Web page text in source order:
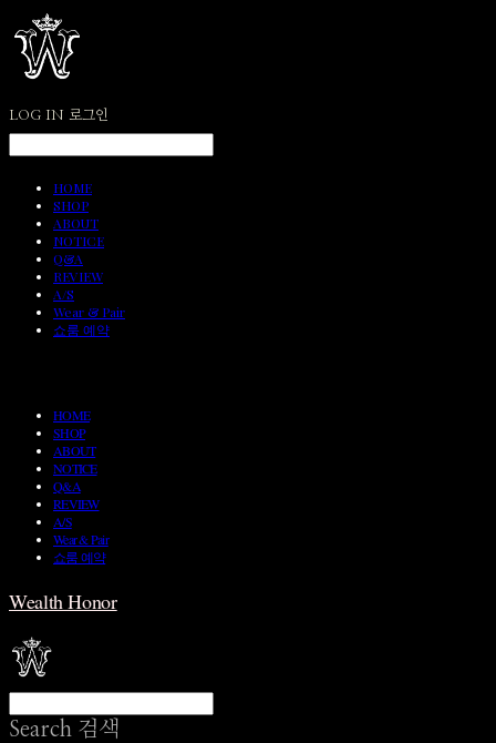
LOG IN 로그인
HOME
SHOP
ABOUT
NOTICE
Q&A
REVIEW
A/S
Wear & Pair
쇼룸 예약
HOME
SHOP
ABOUT
NOTICE
Q&A
REVIEW
A/S
Wear & Pair
쇼룸 예약
Wealth Honor
Search 검색